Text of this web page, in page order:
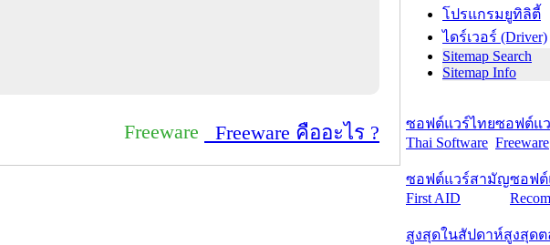
Freeware Freeware คืออะไร ?
โปรแกรมยูทิลิตี้
ไดร์เวอร์ (Driver)
Sitemap Search
Sitemap Info
ซอฟต์แวร์ไทย
Thai Software
ซอฟต์แ
Freeware
ซอฟต์แวร์สามัญ
First AID
ซอฟต์
สูงสุดในสัปดาห์สูงสุด